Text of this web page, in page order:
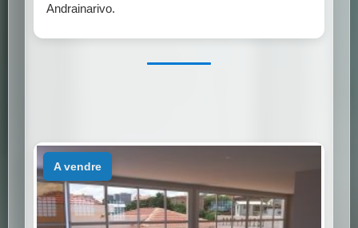
Andrainarivo.
a vendre